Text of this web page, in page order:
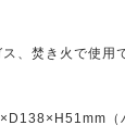
、焚き火で使用
（